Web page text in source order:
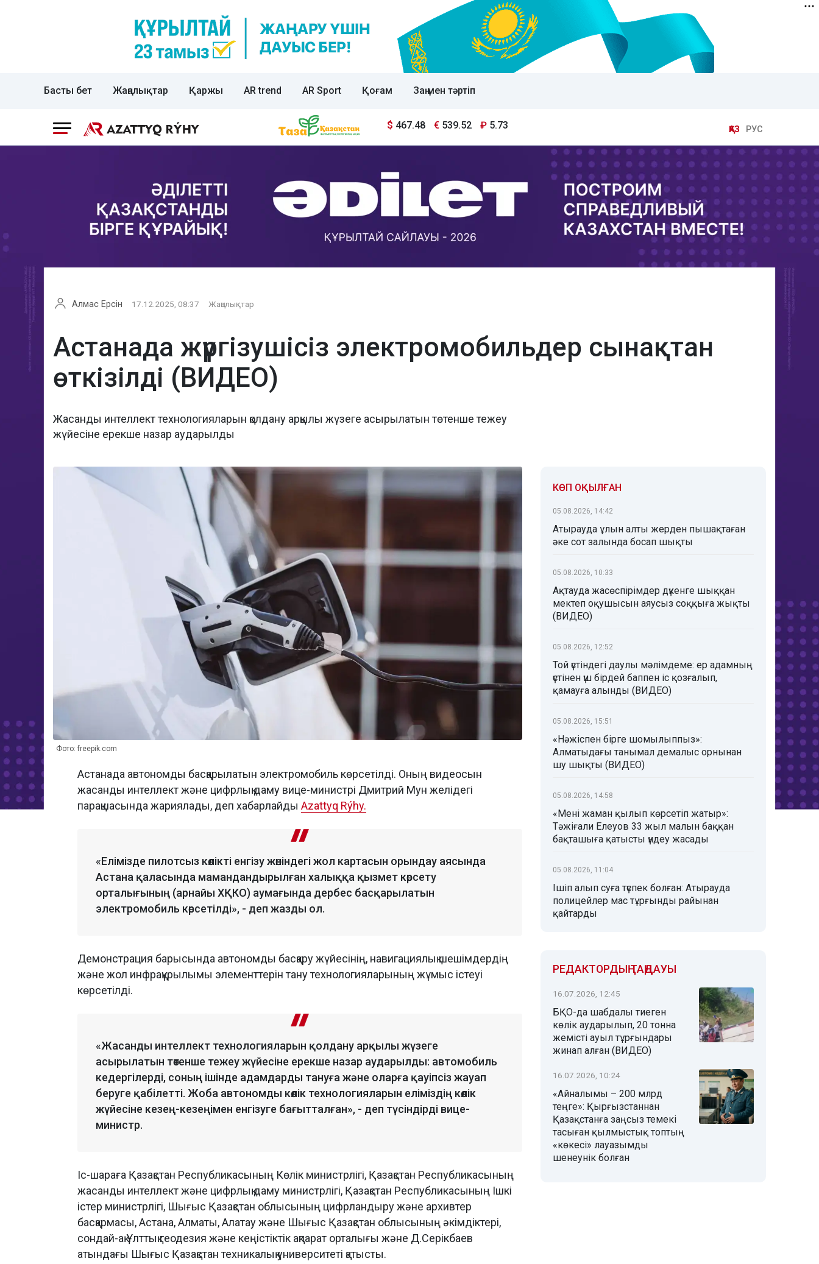
Басты бет Жаңалықтар Қаржы AR trend AR Sport Қоғам Заң мен тәртіп
$ 467.48 € 539.52 ₽ 5.73 ҚАЗ РУС
Алмас Ерсін 17.12.2025, 08:37 Жаңалықтар
Астанада жүргізушісіз электромобильдер сынақтан
өткізілді (ВИДЕО)
Жасанды интеллект технологияларын қолдану арқылы жүзеге асырылатын төтенше тежеу
жүйесіне ерекше назар аударылды
Фото: freepik.com
Астанада автономды басқарылатын электромобиль көрсетілді. Оның видеосын
жасанды интеллект және цифрлық даму вице-министрі Дмитрий Мун желідегі
парақшасында жариялады, деп хабарлайды Azattyq Rýhy.
«Елімізде пилотсыз көлікті енгізу жөніндегі жол картасын орындау аясында
Астана қаласында мамандандырылған халыққа қызмет көрсету
орталығының (арнайы ХҚКО) аумағында дербес басқарылатын
электромобиль көрсетілді», - деп жазды ол.
Демонстрация барысында автономды басқару жүйесінің, навигациялық шешімдердің
және жол инфрақұрылымы элементтерін тану технологияларының жұмыс істеуі
көрсетілді.
«Жасанды интеллект технологияларын қолдану арқылы жүзеге
асырылатын төтенше тежеу жүйесіне ерекше назар аударылды: автомобиль
кедергілерді, соның ішінде адамдарды тануға және оларға қауіпсіз жауап
беруге қабілетті. Жоба автономды көлік технологияларын еліміздің көлік
жүйесіне кезең-кезеңімен енгізуге бағытталған», - деп түсіндірді вице-
министр.
Іс-шараға Қазақстан Республикасының Көлік министрлігі, Қазақстан Республикасының
жасанды интеллект және цифрлық даму министрлігі, Қазақстан Республикасының Ішкі
істер министрлігі, Шығыс Қазақстан облысының цифрландыру және архивтер
басқармасы, Астана, Алматы, Алатау және Шығыс Қазақстан облысының әкімдіктері,
сондай-ақ Ұлттық геодезия және кеңістіктік ақпарат орталығы және Д.Серікбаев
атындағы Шығыс Қазақстан техникалық университеті қатысты.
КӨП ОҚЫЛҒАН
05.08.2026, 14:42
Атырауда ұлын алты жерден пышақтаған
әке сот залында босап шықты
05.08.2026, 10:33
Ақтауда жасөспірімдер дүкенге шыққан
мектеп оқушысын аяусыз соққыға жықты
(ВИДЕО)
05.08.2026, 12:52
Той үстіндегі даулы мәлімдеме: ер адамның
үстінен үш бірдей баппен іс қозғалып,
қамауға алынды (ВИДЕО)
05.08.2026, 15:51
«Нәжіспен бірге шомылыппыз»:
Алматыдағы танымал демалыс орнынан
шу шықты (ВИДЕО)
05.08.2026, 14:58
«Мені жаман қылып көрсетіп жатыр»:
Тәжіғали Елеуов 33 жыл малын баққан
бақташыға қатысты үндеу жасады
05.08.2026, 11:04
Ішіп алып суға түспек болған: Атырауда
полицейлер мас тұрғынды райынан
қайтарды
РЕДАКТОРДЫҢ ТАҢДАУЫ
16.07.2026, 12:45
БҚО-да шабдалы тиеген
көлік аударылып, 20 тонна
жемісті ауыл тұрғындары
жинап алған (ВИДЕО)
16.07.2026, 10:24
«Айналымы – 200 млрд
теңге»: Қырғызстаннан
Қазақстанға заңсыз темекі
тасыған қылмыстық топтың
«көкесі» лауазымды
шенеунік болған